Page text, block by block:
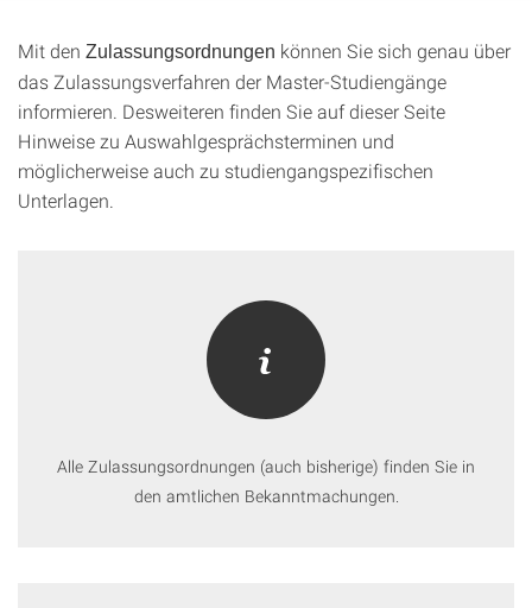
Mit den Zulassungsordnungen können Sie sich genau über
das Zulassungsverfahren der Master-Studiengänge
informieren. Desweiteren finden Sie auf dieser Seite
Hinweise zu Auswahlgesprächsterminen und
möglicherweise auch zu studiengangspezifischen
Unterlagen.
Alle Zulassungsordnungen (auch bisherige) finden Sie in
den amtlichen Bekanntmachungen.